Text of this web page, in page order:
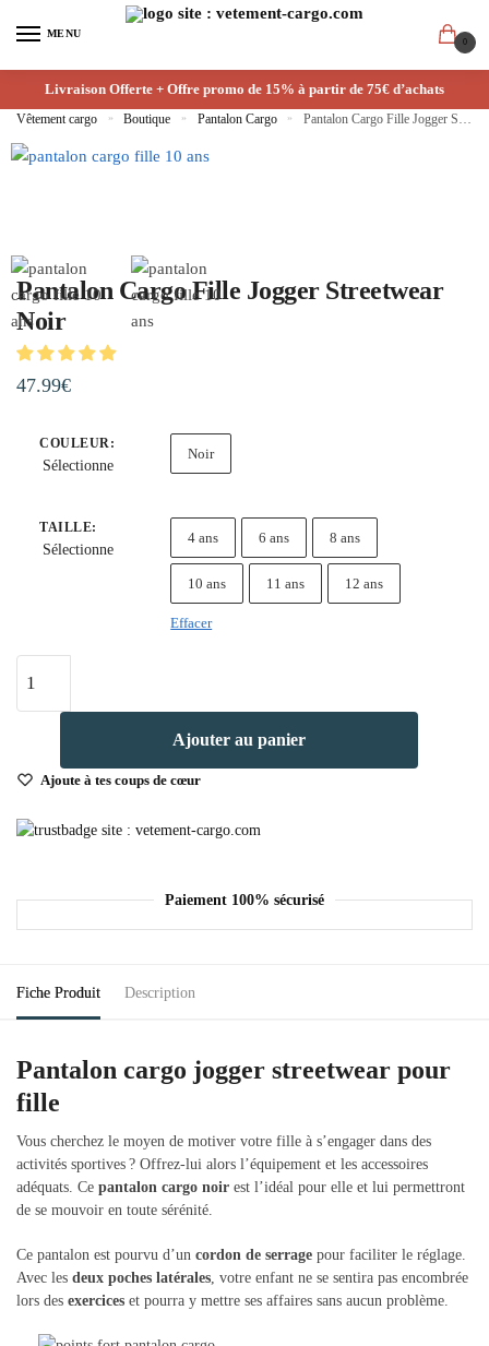
MENU
0
Livraison Offerte + Offre promo de 15% à partir de 75€ d’achats
Vêtement cargo » Boutique » Pantalon Cargo » Pantalon Cargo Fille Jogger Streetwear Noir
Pantalon Cargo Fille Jogger Streetwear
Noir
47.99€
COULEUR :
Sélectionne
Noir
TAILLE:
Sélectionne
4 ans 6 ans 8 ans
10 ans 11 ans 12 ans
Effacer
Ajouter au panier
Ajoute à tes coups de cœur
Paiement 100% sécurisé
Fiche Produit Description
Pantalon cargo jogger streetwear pour
fille
Vous cherchez le moyen de motiver votre fille à s’engager dans des
activités sportives ? Offrez-lui alors l’équipement et les accessoires
adéquats. Ce pantalon cargo noir est l’idéal pour elle et lui permettront
de se mouvoir en toute sérénité.
Ce pantalon est pourvu d’un cordon de serrage pour faciliter le réglage.
Avec les deux poches latérales, votre enfant ne se sentira pas encombrée
lors des exercices et pourra y mettre ses affaires sans aucun problème.